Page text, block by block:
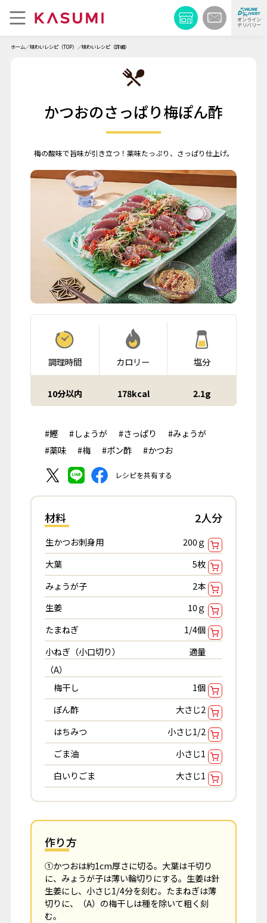
オンライン
デリバリー
ホーム 味わいレシピ（TOP） 味わいレシピ（詳細）
かつおのさっぱり梅ぽん酢
梅の酸味で旨味が引き立つ！薬味たっぷり、さっぱり仕上げ。
調理時間
10分以内
カロリー
178kcal
塩分
2.1g
#鰹 #しょうが #さっぱり
#みょうが
#薬味
#梅 #ポン酢 #かつお
レシピを共有する
材料 2人分
生かつお刺身用
200ｇ
大葉
5枚
みょうが子
2本
生姜
10ｇ
たまねぎ
1/4個
小ねぎ（小口切り）
適量
（A）
梅干し
1個
ぽん酢
大さじ2
はちみつ
小さじ1/2
ごま油
小さじ1
白いりごま
大さじ1
作り方
①かつおは約1cm厚さに切る。大葉は千切り
に、みょうが子は薄い輪切りにする。生姜は針
生姜にし、小さじ1/4分を刻む。たまねぎは薄
切りに、（A）の梅干しは種を除いて粗く刻
む。